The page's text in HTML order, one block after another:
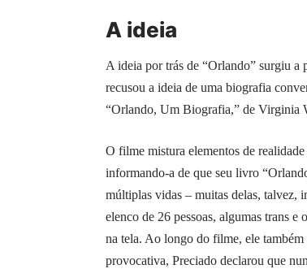
A ideia
A ideia por trás de “Orlando” surgiu
recusou a ideia de uma biografia
“Orlando, Um Biografia,” de Virginia
O filme mistura elementos de
informando-a de que seu livro
múltiplas vidas – muitas delas, talvez,
elenco de 26 pessoas, algumas trans
na tela. Ao longo do filme, ele também
provocativa, Preciado declarou que